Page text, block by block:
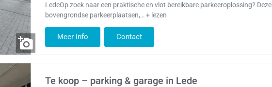
LedeOp zoek naar een praktische en vlot bereikbare parkeeroplossing? Deze
bovengrondse parkeerplaatsen,… + lezen
Meer info Contact
Te koop – parking & garage in Lede